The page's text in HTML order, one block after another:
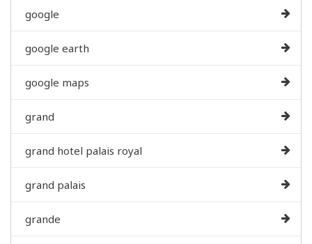
google
google earth
google maps
grand
grand hotel palais royal
grand palais
grande